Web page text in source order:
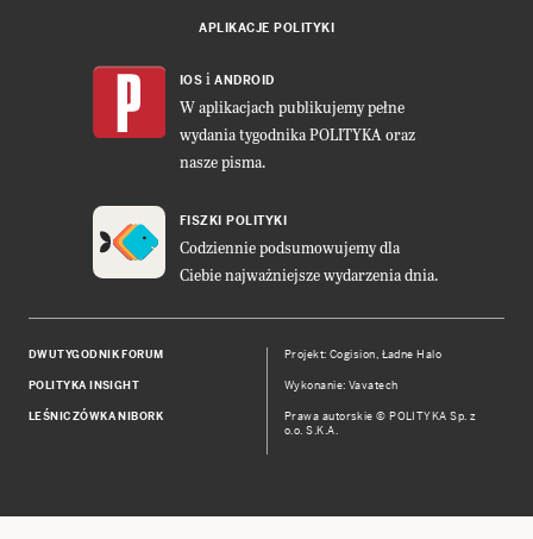
APLIKACJE POLITYKI
IOS i ANDROID
W aplikacjach publikujemy pełne
wydania tygodnika POLITYKA oraz
nasze pisma.
FISZKI POLITYKI
Codziennie podsumowujemy dla
Ciebie najważniejsze wydarzenia dnia.
DWUTYGODNIK FORUM
POLITYKA INSIGHT
LEŚNICZÓWKA NIBORK
Projekt:Cogision, Ładne Halo
Wykonanie: Vavatech
Prawa autorskie © POLITYKA Sp. z
o.o. S.K.A.